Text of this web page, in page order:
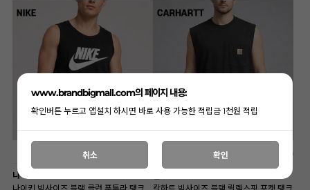
나이키
www.brandbigmall.com의 페이지 내용:
확인버튼 누르고 앱설치 하시면 바로 사용 가능한 적립금 1천원 적립
취소 확인